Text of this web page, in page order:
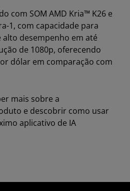
com SOM AMD Kria™ K26 e
1, com capacidade para
alto desempenho em até
de 1080p, oferecendo
dólar em comparação com
mais sobre a
e descobrir como usar
aplicativo de IA